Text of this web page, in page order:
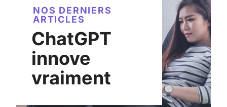
NOS DERNIERS
ARTICLES
ChatGPT
innove
vraiment